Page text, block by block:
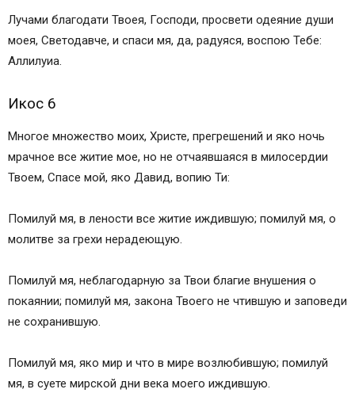
Лучами благодати Твоея, Господи, просвети одеяние души
моея, Светодавче, и спаси мя, да, радуяся, воспою Тебе:
Аллилуиа.
Икос 6
Многое множество моих, Христе, прегрешений и яко ночь
мрачное все житие мое, но не отчаявшаяся в милосердии
Твоем, Спасе мой, яко Давид, вопию Ти:
Помилуй мя, в лености все житие иждившую; помилуй мя, о
молитве за грехи нерадеющую.
Помилуй мя, неблагодарную за Твои благие внушения о
покаянии; помилуй мя, закона Твоего не чтившую и заповеди
не сохранившую.
Помилуй мя, яко мир и что в мире возлюбившую; помилуй
мя, в суете мирской дни века моего иждившую.